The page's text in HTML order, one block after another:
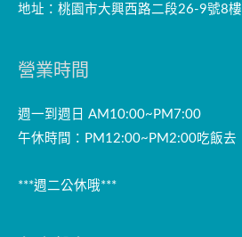
地址：桃園市大興西路二段26-9號8樓
營業時間
週一到週日 AM10:00~PM7:00
午休時間：PM12:00~PM2:00吃飯去
***週二公休哦***